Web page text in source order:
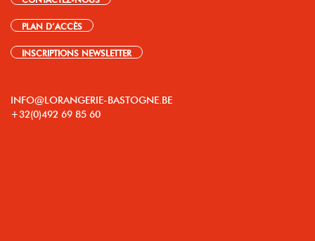
PLAN D’ACCÈS
INSCRIPTIONS NEWSLETTER
INFO@LORANGERIE-BASTOGNE.BE
+32(0)492 69 85 60